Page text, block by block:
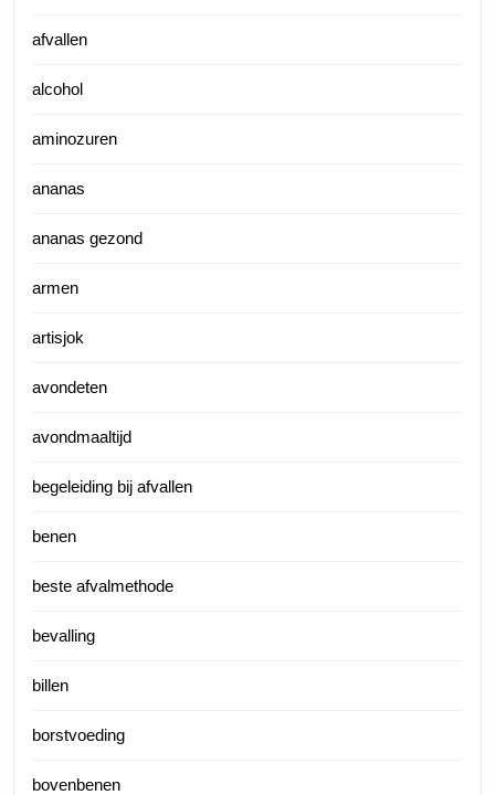
afvallen
alcohol
aminozuren
ananas
ananas gezond
armen
artisjok
avondeten
avondmaaltijd
begeleiding bij afvallen
benen
beste afvalmethode
bevalling
billen
borstvoeding
bovenbenen